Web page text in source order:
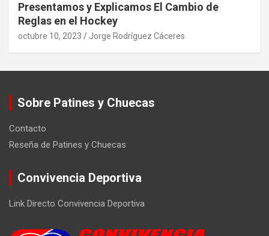
Presentamos y Explicamos El Cambio de
Reglas en el Hockey
octubre 10, 2023 Jorge Rodríguez Cáceres
Sobre Patines y Chuecas
Contacto
Reseña de Patines y Chuecas
Convivencia Deportiva
Link Directo Convivencia Deportiva